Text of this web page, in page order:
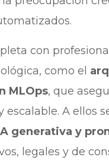
con
como el
MLOps, que
escalable. A ellos
generativa y
legales y de